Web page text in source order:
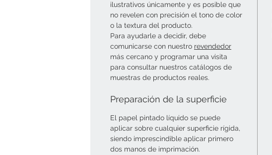
ilustrativos únicamente y es posible que
no revelen con precisión el tono de color
o la textura del producto.
Para ayudarle a decidir, debe
comunicarse con nuestro revendedor
más cercano y programar una visita
para consultar nuestros catálogos de
muestras de productos reales.
Preparación de la superficie
El papel pintado líquido se puede
aplicar sobre cualquier superficie rígida,
siendo imprescindible aplicar primero
dos manos de imprimación.